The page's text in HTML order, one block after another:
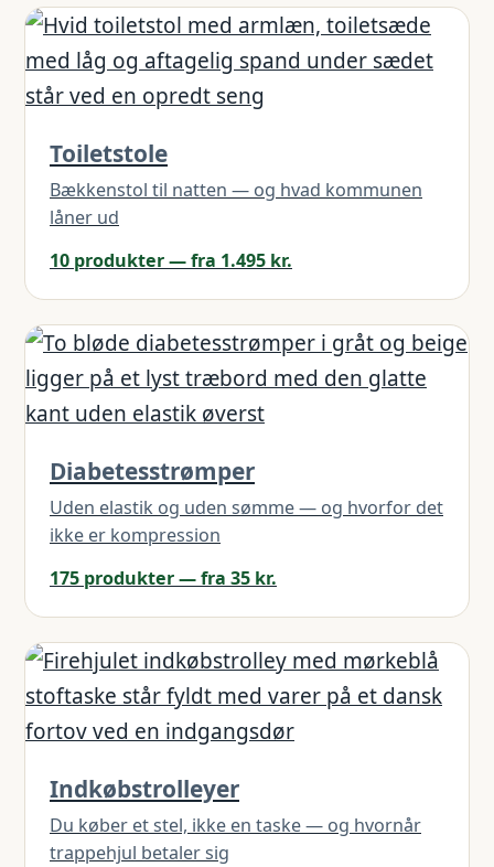
Toiletstole
Bækkenstol til natten — og hvad kommunen
låner ud
10 produkter — fra 1.495 kr.
Diabetesstrømper
Uden elastik og uden sømme — og hvorfor det
ikke er kompression
175 produkter — fra 35 kr.
Indkøbstrolleyer
Du køber et stel, ikke en taske — og hvornår
trappehjul betaler sig